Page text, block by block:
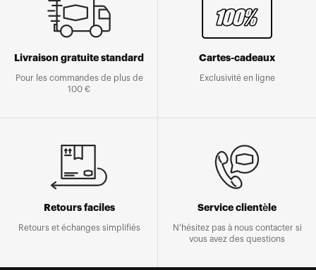
Livraison gratuite standard
Pour les commandes de plus de
100 €
Cartes-cadeaux
Exclusivité en ligne
Retours faciles
Retours et échanges simplifiés
Service clientèle
N'hésitez pas à nous contacter si
vous avez des questions